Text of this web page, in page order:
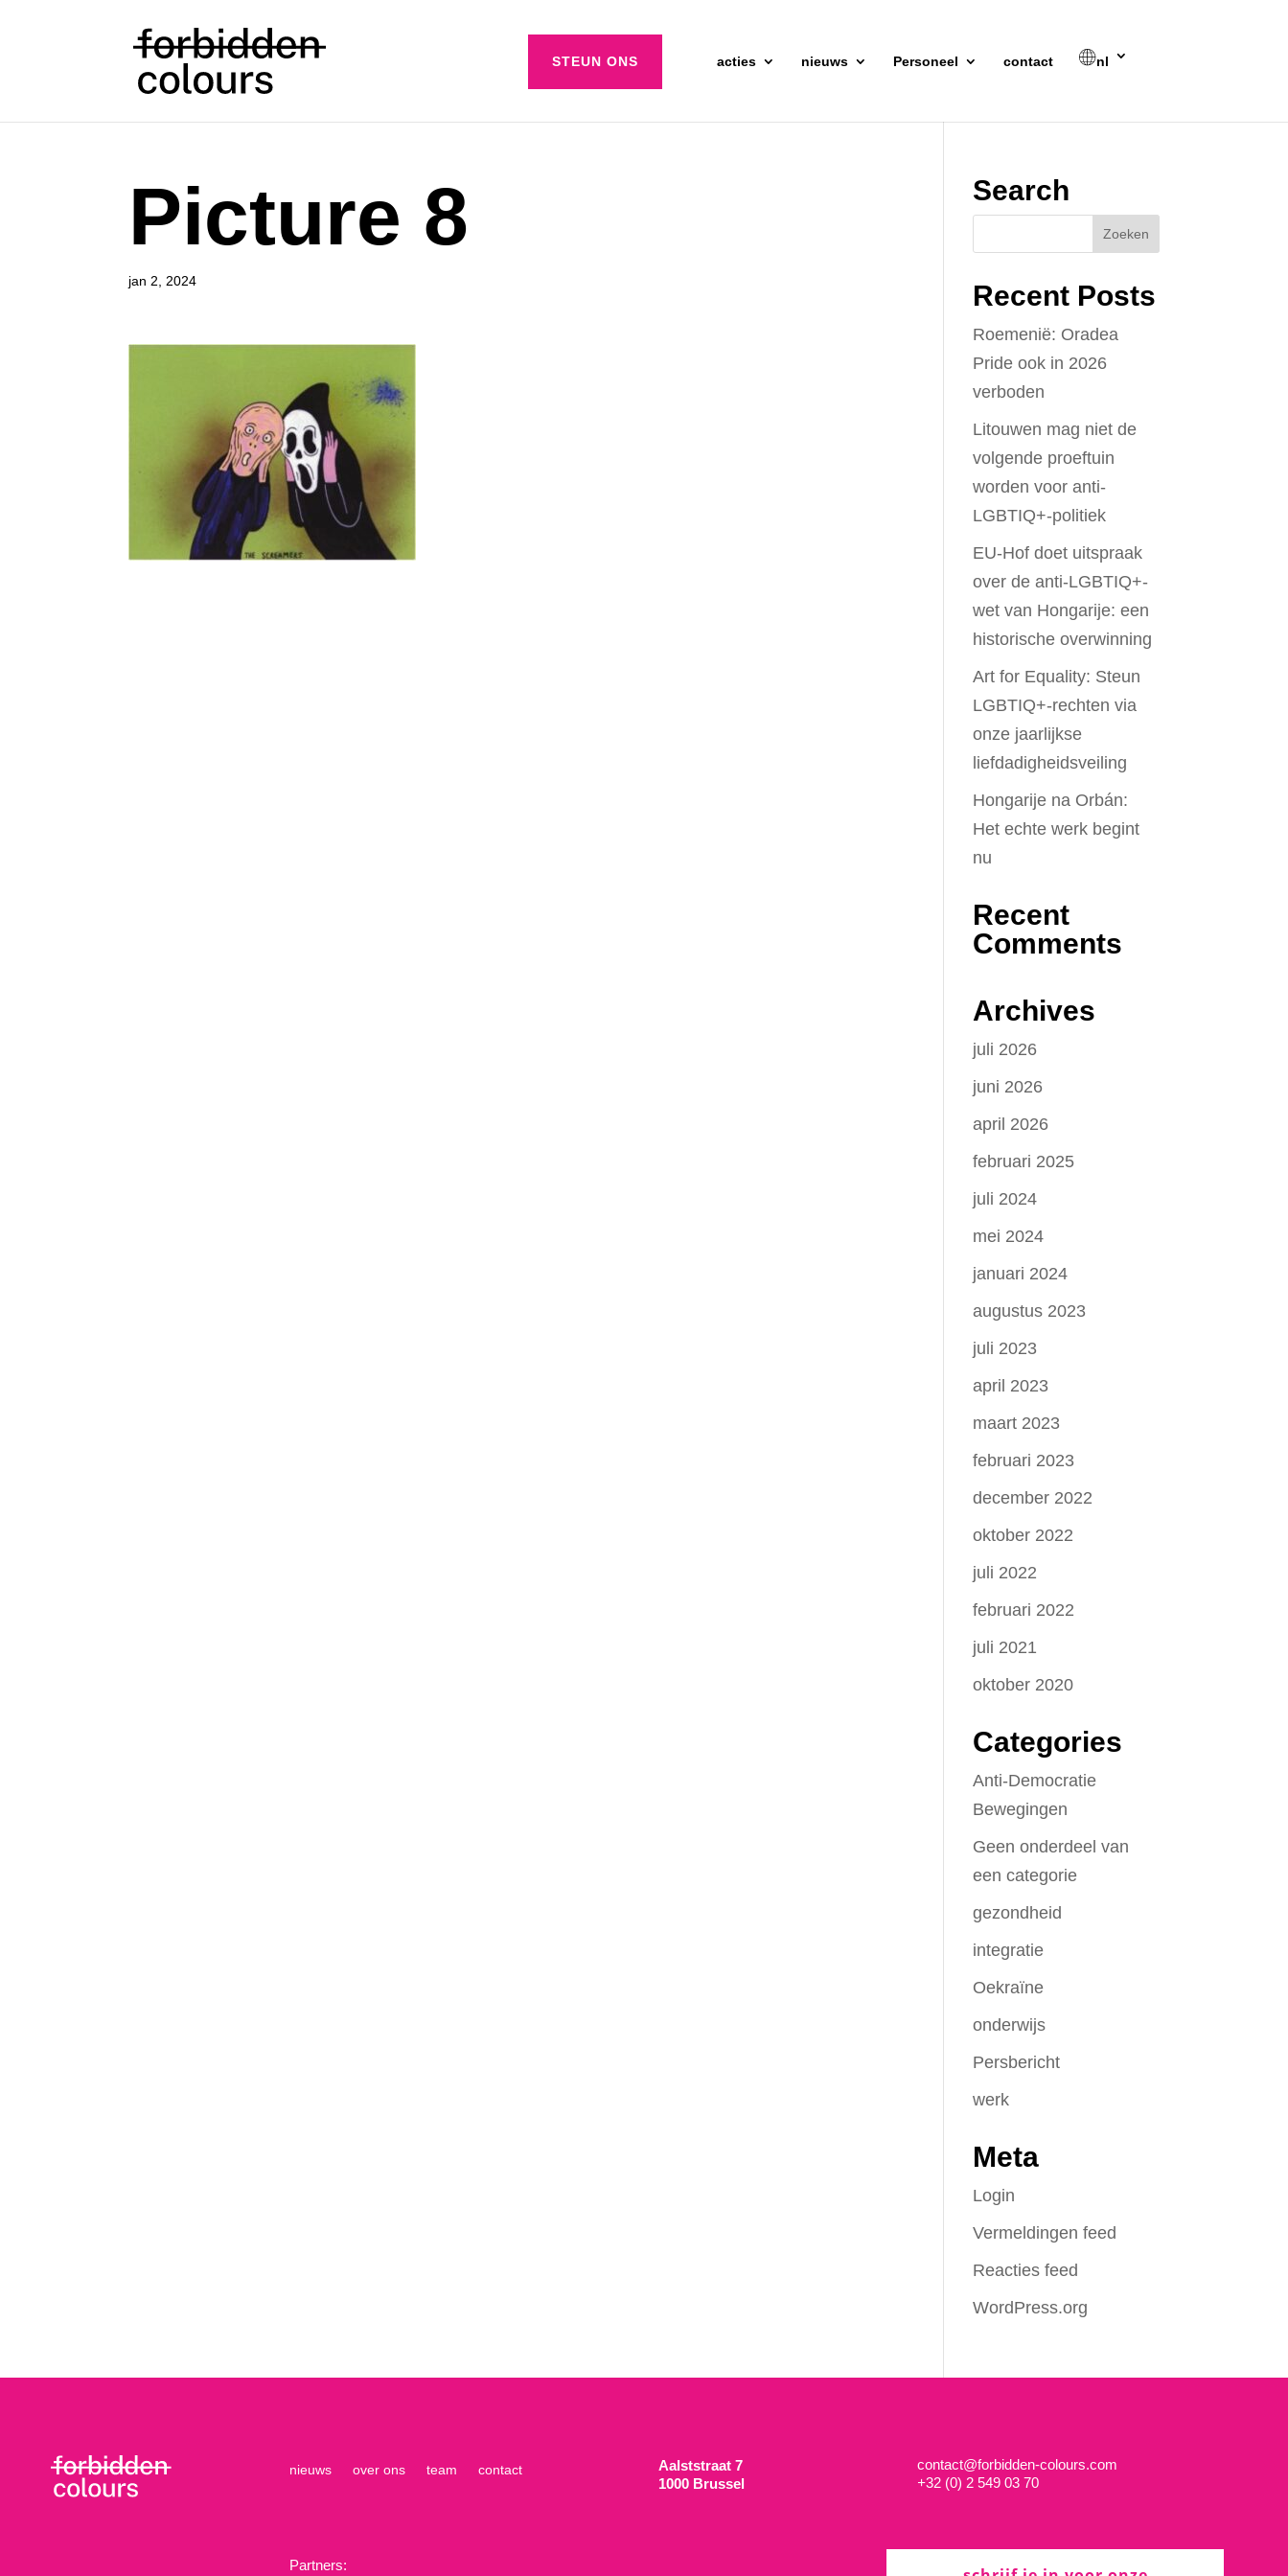
STEUN ONS acties nieuws Personeel contact nl
Picture 8
jan 2, 2024
Search
Recent Posts
Roemenië: Oradea
Pride ook in 2026
verboden
Litouwen mag niet de
volgende proeftuin
worden voor anti-
LGBTIQ+-politiek
EU-Hof doet uitspraak
over de anti-LGBTIQ+-
wet van Hongarije: een
historische overwinning
Art for Equality: Steun
LGBTIQ+-rechten via
onze jaarlijkse
liefdadigheidsveiling
Hongarije na Orbán:
Het echte werk begint
nu
Recent
Comments
Archives
juli 2026
juni 2026
april 2026
februari 2025
juli 2024
mei 2024
januari 2024
augustus 2023
juli 2023
april 2023
maart 2023
februari 2023
december 2022
oktober 2022
juli 2022
februari 2022
juli 2021
oktober 2020
Categories
Anti-Democratie
Bewegingen
Geen onderdeel van
een categorie
gezondheid
integratie
Oekraïne
onderwijs
Persbericht
werk
Meta
Login
Vermeldingen feed
Reacties feed
WordPress.org
nieuws over ons team contact
Partners:
Aalststraat 7
1000 Brussel
contact@forbidden-colours.com
+32 (0) 2 549 03 70